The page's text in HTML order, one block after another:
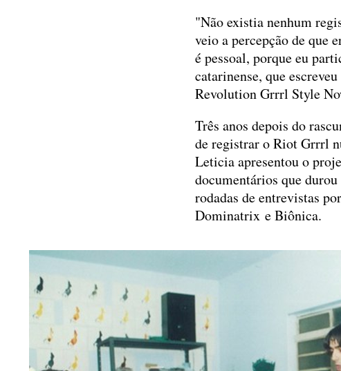
"Não existia nenhum
veio a percepção de que
é pessoal, porque eu
catarinense, que
Revolution Grrrl Style
Três anos depois do
de registrar o Riot Grrrl
Leticia apresentou o
documentários que
rodadas de entrevistas
Dominatrix e Biônica.